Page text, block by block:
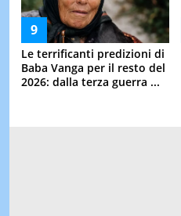
Le terrificanti predizioni di
Baba Vanga per il resto del
2026: dalla terza guerra ...